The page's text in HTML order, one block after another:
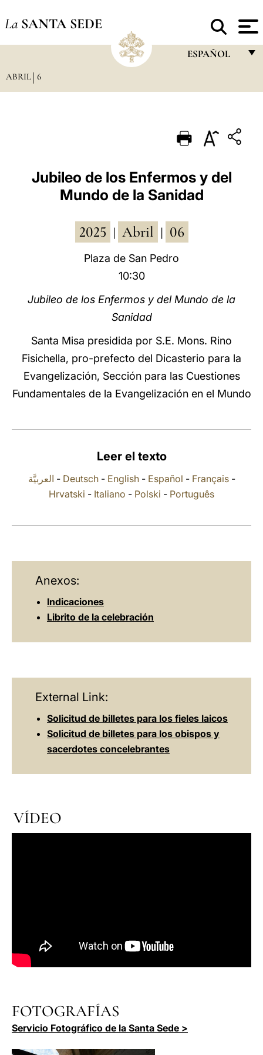
La SANTA SEDE
ESPAÑOL
PORTUGUÊS
ESPAÑOL
DEUTSCH
ABRIL 6
Jubileo de los Enfermos y del
Mundo de la Sanidad
2025 Abril 06
Plaza de San Pedro
10:30
Jubileo de los Enfermos y del Mundo de la
Sanidad
Santa Misa presidida por S.E. Mons. Rino
Fisichella, pro-prefecto del Dicasterio para la
Evangelización, Sección para las Cuestiones
Fundamentales de la Evangelización en el Mundo
Leer el texto
العربيَّة - Deutsch- English- Español - Français-
Hrvatski - Italiano - Polski - Português
Anexos:
Indicaciones
Librito de la celebración
External Link:
Solicitud de billetes para los fieles laicos
Solicitud de billetes para los obispos y
sacerdotes concelebrantes
VÍDEO
FOTOGRAFÍAS
Servicio Fotográfico de la Santa Sede >